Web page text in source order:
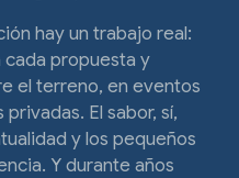
hay un trabajo real:
propuesta y
el terreno, en eventos
El sabor, sí,
y los pequeños
Y durante años